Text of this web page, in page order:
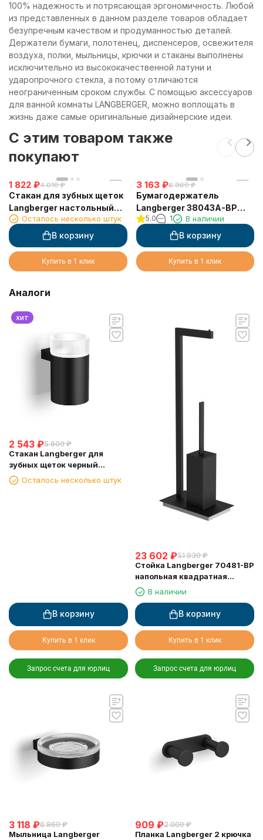
100% надежность и потрясающая эргономичность. Любой
из представленных в данном разделе товаров обладает
безупречным качеством и продуманностью деталей.
Держатели бумаги, полотенец, диспенсеров, освежителя
воздуха, полки, мыльницы, крючки и стаканы выполнены
исключительно из высококачественной латуни и
ударопрочного стекла, а потому отличаются
неограниченным сроком службы. С помощью аксессуаров
для ванной комнаты LANGBERGER, можно воплощать в
жизнь даже самые оригинальные дизайнерские идеи.
C этим товаром также
покупают
1 822 ₽4 010 ₽
Стакан для зубных щеток
Langberger настольный
черный матовый (11313A-
BP)
Осталось несколько штук
В корзину
Купить в 1 клик
3 163 ₽6 960 ₽
Бумагодержатель
Langberger 38043A-BP
туалетной бумаги без
крышки квадратный
черный
5.0 1 В наличии
В корзину
Купить в 1 клик
Аналоги
хит
2 543 ₽5 600 ₽
Стакан Langberger для
зубных щеток черный
(28011B-BP)
Осталось несколько штук
В корзину
Купить в 1 клик
Запрос счета для юрлиц
23 602 ₽51 930 ₽
Стойка Langberger 70481-BP
напольная квадратная
чернаяВ наличии
В корзину
Купить в 1 клик
Запрос счета для юрлиц
3 118 ₽6 860 ₽
Мыльница Langberger
909 ₽2 000 ₽
Планка Langberger 2 крючка